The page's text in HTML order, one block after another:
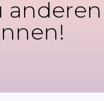
anderen